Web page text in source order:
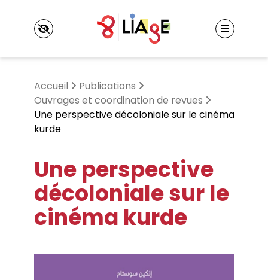
LIAgE
marGes, Expériences
Axes de recherche
Informations pratiques
Événements
Colloques et journées d’étude
Séminaires
Autres événements
Membres
Membres titulaires
Ouvrages et coordination de revues
Accueil
Publications
Ouvrages et coordination de revues
Une perspective décoloniale sur le cinéma
kurde
Une perspective
décoloniale sur le
cinéma kurde